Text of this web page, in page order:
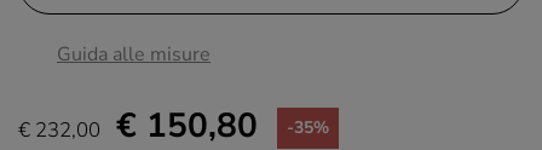
Guida alle misure
€ 232,00 € 150,80 -35%